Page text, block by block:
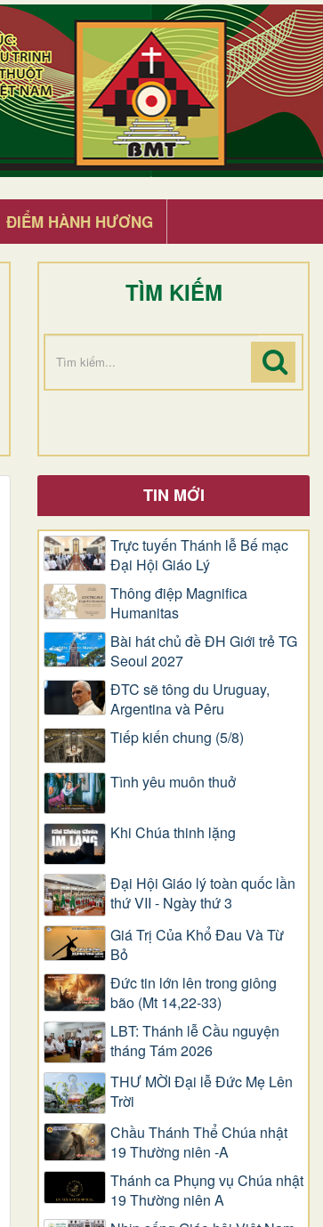
ĐIỂM HÀNH HƯƠNG
TÌM KIẾM
TIN MỚI
Trực tuyến Thánh lễ Bế mạc
Đại Hội Giáo Lý
Thông điệp Magnifica
Humanitas
Bài hát chủ đề ĐH Giới trẻ TG
Seoul 2027
ĐTC sẽ tông du Uruguay,
Argentina và Pêru
Tiếp kiến chung (5/8)
Tình yêu muôn thuở
Khi Chúa thinh lặng
Đại Hội Giáo lý toàn quốc lần
thứ VII - Ngày thứ 3
Giá Trị Của Khổ Ðau Và Từ
Bỏ
Đức tin lớn lên trong giông
bão (Mt 14,22-33)
LBT: Thánh lễ Cầu nguyện
tháng Tám 2026
THƯ MỜI Đại lễ Đức Mẹ Lên
Trời
Chầu Thánh Thể Chúa nhật
19 Thường niên -A
Thánh ca Phụng vụ Chúa nhật
19 Thường niên A